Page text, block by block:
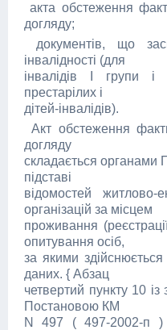
акта обстеження
догляду;
документів, що
інвалідності (для
інвалідів I групи і
престарілих і
дітей-інвалідів).
Акт обстеження
догляду
складається органами
підставі
відомостей житлово-
організацій за місцем
проживання
опитування осіб,
за якими здійснюється
даних. { Абзац
четвертий пункту 10
Постановою КМ
N 497 ( 497-2002-п )